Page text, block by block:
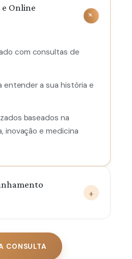
e Online
+
com consultas de
entender a sua história e
baseados na
inovação e medicina
+
e outros desafios
CONSULTA